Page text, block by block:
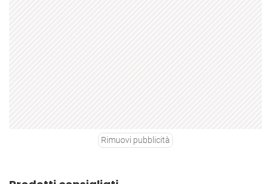
Rimuovi pubblicità